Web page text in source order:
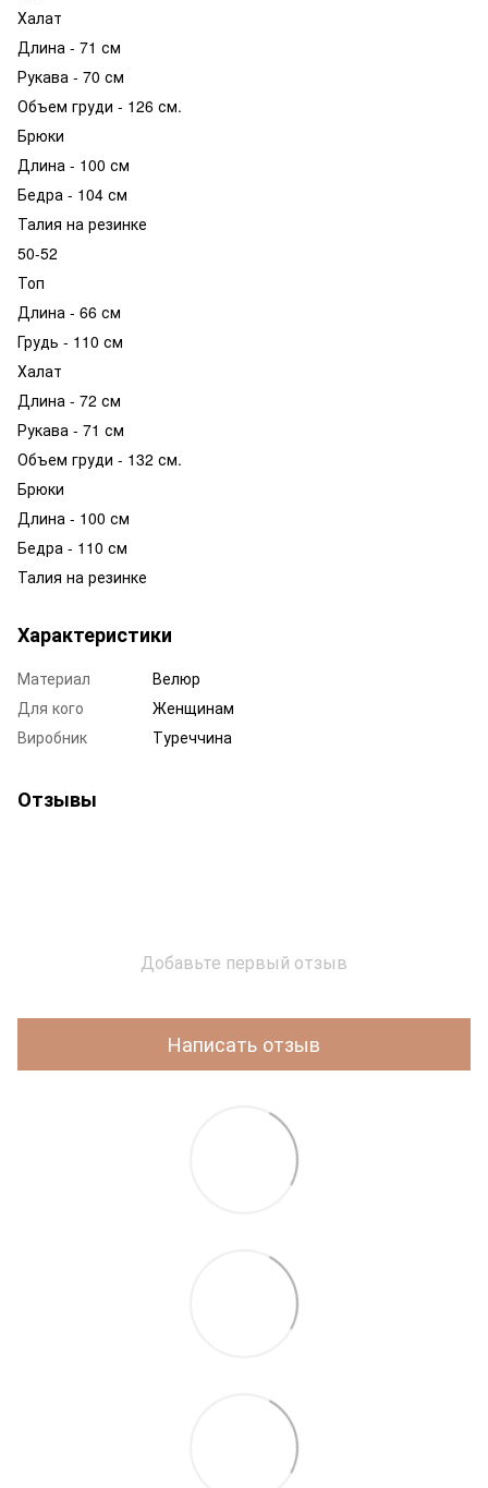
Халат
Длина - 71 см
Рукава - 70 см
Объем груди - 126 см.
Брюки
Длина - 100 см
Бедра - 104 см
Талия на резинке
50-52
Топ
Длина - 66 см
Грудь - 110 см
Халат
Длина - 72 см
Рукава - 71 см
Объем груди - 132 см.
Брюки
Длина - 100 см
Бедра - 110 см
Талия на резинке
Характеристики
Материал
Велюр
Для кого
Женщинам
Виробник
Туреччина
Отзывы
Добавьте первый отзыв
Написать отзыв